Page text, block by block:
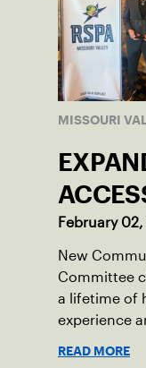
MISSOURI
February
New
Committee
a lifetime of
experience
READ MORE